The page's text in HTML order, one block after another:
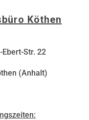
Köthen
Ebert-Str. 22
(Anhalt)